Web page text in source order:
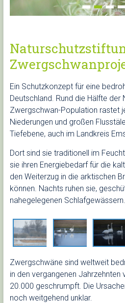
1 2 3 4
Ein Schutzkonzept für eine
Deutschland. Rund die Hälfte der
Zwergschwan-Population rastet
Niederungen und großen
Tiefebene, auch im Landkreis
Dort sind sie traditionell im
sie ihren Energiebedarf für die
den Weiterzug in die arktischen
können. Nachts ruhen sie,
nahegelegenen Schlafgewässern.
Zwergschwäne sind weltweit
in den vergangenen Jahrzehnten
20.000 geschrumpft. Die
noch weitgehend unklar.